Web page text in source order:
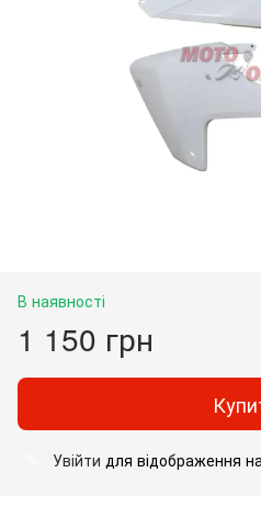
В наявності
1 150 грн
Увійти для відображення